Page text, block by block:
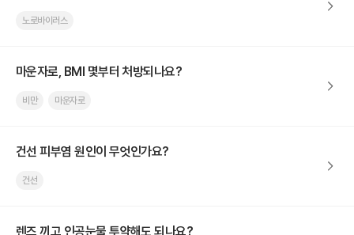
노로바이러스
마운자로, BMI 몇부터 처방되나요?
비만 마운자로
건선 피부염 원인이 무엇인가요?
건선
렌즈 끼고 인공눈물 투약해도 되나요?